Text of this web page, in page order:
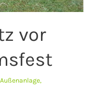
vor
Außenanlage,